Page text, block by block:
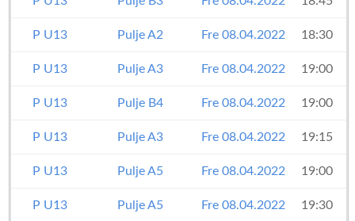
P U13 Pulje A2 Fre 08.04.2022 18:30
P U13 Pulje A3 Fre 08.04.2022 19:00
P U13 Pulje B4 Fre 08.04.2022 19:00
P U13 Pulje A3 Fre 08.04.2022 19:15
P U13 Pulje A5 Fre 08.04.2022 19:00
P U13 Pulje A5 Fre 08.04.2022 19:30